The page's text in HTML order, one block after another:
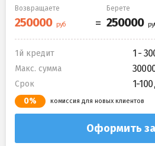
Возвращаете Берете
1й кредит 1 -
Макс. сумма
Срок 1-
0% комиссия для новых клиентов
Оформить